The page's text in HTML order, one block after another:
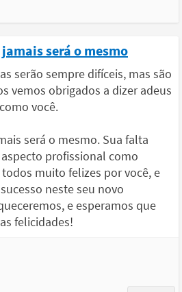
será o mesmo
serão sempre difíceis, mas são
vemos obrigados a dizer adeus
você.
será o mesmo. Sua falta
profissional como
muito felizes por você, e
neste seu novo
e esperamos que
felicidades!